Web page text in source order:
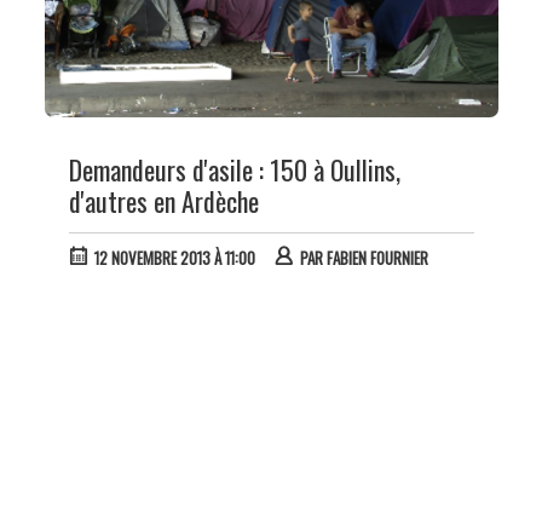
Demandeurs d'asile : 150 à Oullins,
d'autres en Ardèche
12 NOVEMBRE 2013 À 11:00 PARFABIEN FOURNIER